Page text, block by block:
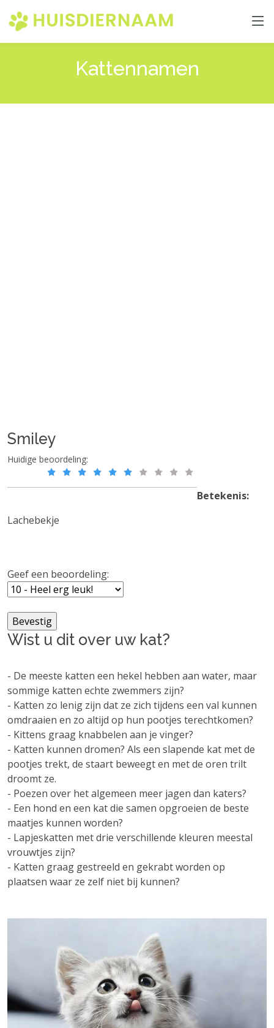
Kattennamen
Smiley
Huidige beoordeling:
Betekenis:
Lachebekje
Geef een beoordeling:
Wist u dit over uw kat?
- De meeste katten een hekel hebben aan water, maar
sommige katten echte zwemmers zijn?
- Katten zo lenig zijn dat ze zich tijdens een val kunnen
omdraaien en zo altijd op hun pootjes terechtkomen?
- Kittens graag knabbelen aan je vinger?
- Katten kunnen dromen? Als een slapende kat met de
pootjes trekt, de staart beweegt en met de oren trilt
droomt ze.
- Poezen over het algemeen meer jagen dan katers?
- Een hond en een kat die samen opgroeien de beste
maatjes kunnen worden?
- Lapjeskatten met drie verschillende kleuren meestal
vrouwtjes zijn?
- Katten graag gestreeld en gekrabt worden op
plaatsen waar ze zelf niet bij kunnen?